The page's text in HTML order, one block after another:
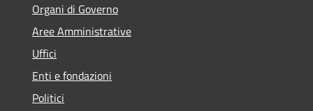
Organi di Governo
Aree Amministrative
Uffici
Enti e fondazioni
Politici